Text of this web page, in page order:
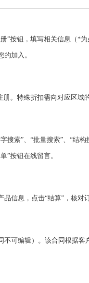
”按钮，填写相关信息（*
的加入。
册。特殊折扣需向对应区域
搜索”、“批量搜索”、“结
”按钮在线留言。
品信息，点击“结算”，核对
不可编辑）。该合同根据客